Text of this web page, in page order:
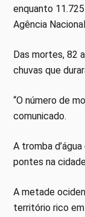
enquanto
Agência
Das mortes, 82
chuvas que
“O número de
comunicado.
A tromba
pontes na
A metade
território rico